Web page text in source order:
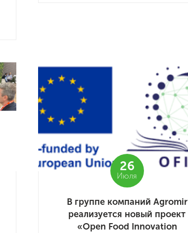
26
Июля
В группе компаний Agromir
реализуется новый проект
«Open Food Innovation